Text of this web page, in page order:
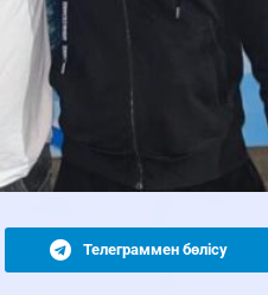
Телеграммен бөлісу